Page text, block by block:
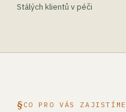
Stálých klientů v péči
CO PRO VÁS ZAJISTÍME